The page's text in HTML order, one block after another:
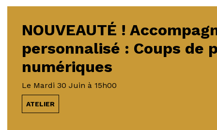
NOUVEAUTÉ !
personnalisé : Coups de
numériques
Le Mardi 30 Juin à 15h00
ATELIER